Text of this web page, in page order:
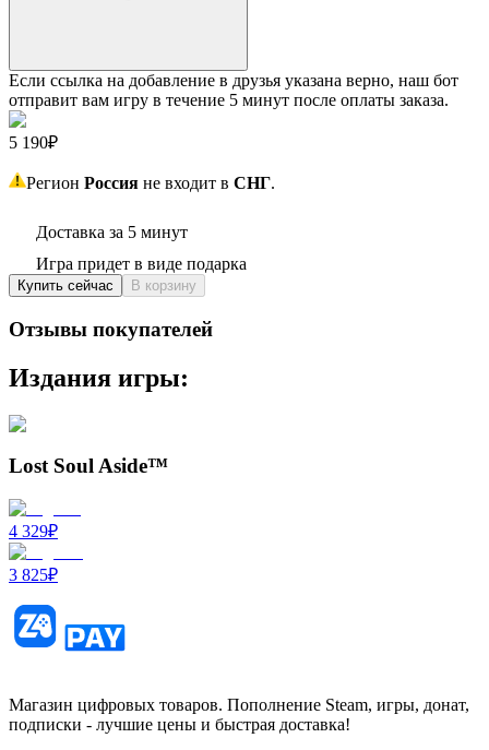
Если ссылка на добавление в друзья указана верно, наш бот
отправит вам игру в течение 5 минут после оплаты заказа.
5 190₽
Регион Россия не входит в СНГ.
Доставка за 5 минут
Игра придет в виде подарка
Купить сейчас В корзину
Отзывы покупателей
Издания игры:
Lost Soul Aside™
4 329₽
3 825₽
Магазин цифровых товаров. Пополнение Steam, игры, донат,
подписки - лучшие цены и быстрая доставка!